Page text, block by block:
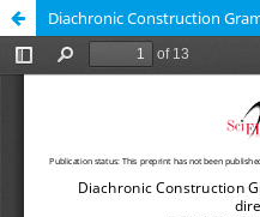
Diachronic Construction